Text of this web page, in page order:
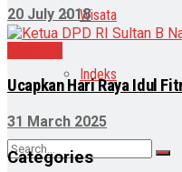
Wisata
Indeks
20 July 2018
Ucapkan Hari Raya Idul
31 March 2025
Categories